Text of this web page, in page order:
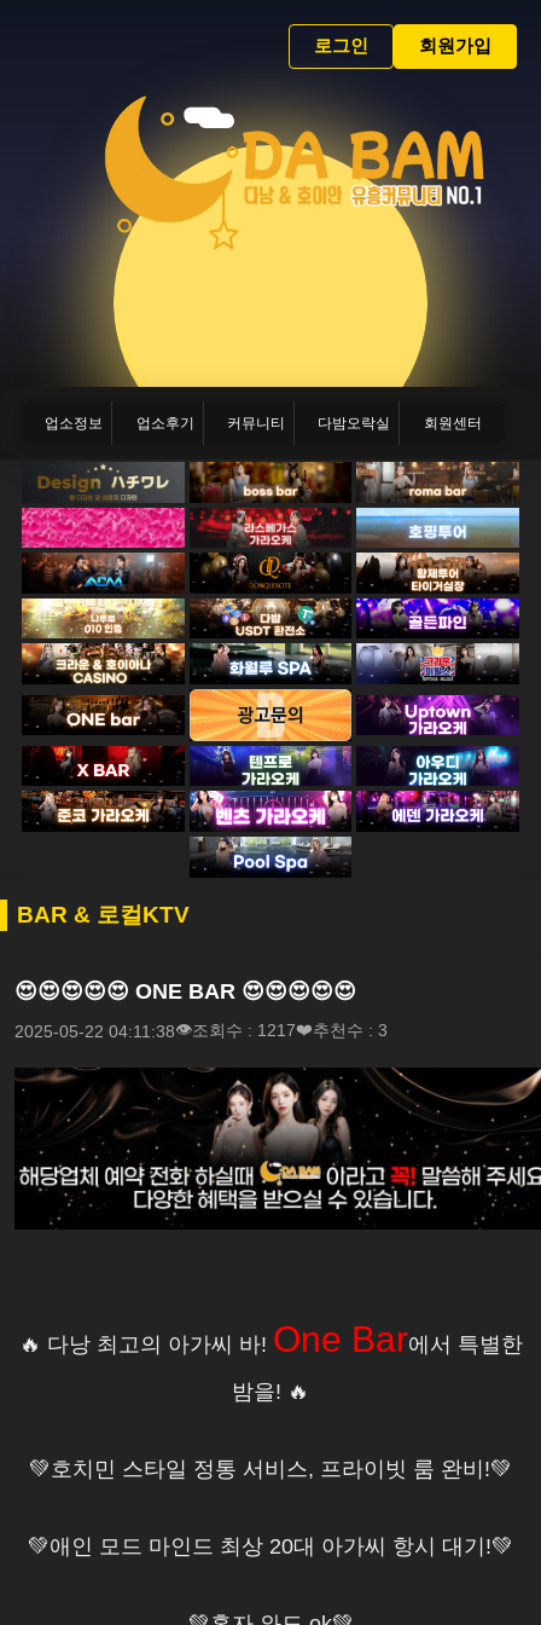
로그인 회원가입
업소정보 업소후기 커뮤니티 다밤오락실 회원센터
BAR & 로컬KTV
😍😍😍😍😍 ONE BAR 😍😍😍😍😍
2025-05-22 04:11:38 조회수 : 1217 추천수 : 3
🔥 다낭 최고의 아가씨 바! One Bar에서 특별한
밤을! 🔥
💚호치민 스타일 정통 서비스, 프라이빗 룸 완비!💚
💚애인 모드 마인드 최상 20대 아가씨 항시 대기!💚